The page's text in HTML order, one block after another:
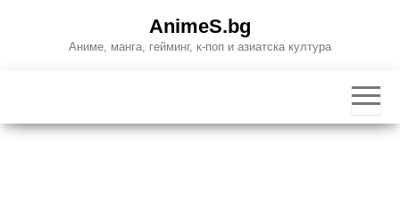
AnimeS.bg
Аниме, манга, гейминг, к-поп и азиатска култура